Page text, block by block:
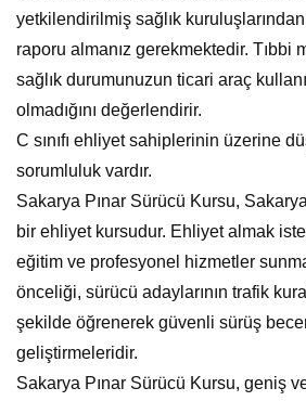
yetkilendirilmiş sağlık
raporu almanız gerekmektedir. Tıbbi
sağlık durumunuzun ticari araç
olmadığını değerlendirir.
C sınıfı ehliyet sahiplerinin üzerine
sorumluluk vardır.
Sakarya Pınar Sürücü Kursu,
bir ehliyet kursudur. Ehliyet almak
eğitim ve profesyonel hizmetler
önceliği, sürücü adaylarının trafik
şekilde öğrenerek güvenli sürüş
geliştirmeleridir.
Sakarya Pınar Sürücü Kursu, geniş